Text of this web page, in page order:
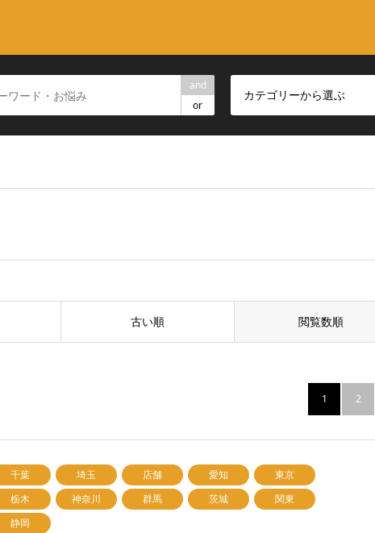
and
or
カテゴリーから選ぶ
古い順 閲覧数順
1 2
千葉 埼玉 店舗 愛知
東京
栃木
神奈川 群馬 茨城
関東
静岡